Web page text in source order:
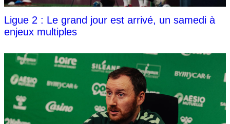
Ligue 2 : Le grand jour est arrivé, un samedi à
enjeux multiples